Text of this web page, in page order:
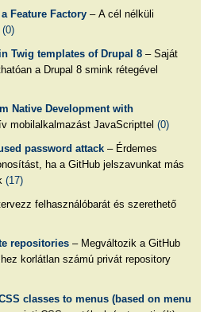
Feature Factory– A cél nélküli
(0)
Twig templates of Drupal 8– Saját
a Drupal 8 smink rétegével
Native Development with
mobilalkalmazást JavaScripttel (0)
password attack– Érdemes
ha a GitHub jelszavunkat más
(17)
felhasználóbarát és szerethető
repositories– Megváltozik a GitHub
korlátlan számú privát repository
classes to menus (based on menu